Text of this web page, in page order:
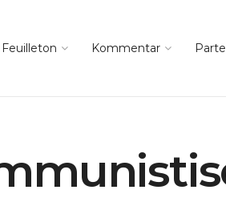
Feuilleton Kommentar